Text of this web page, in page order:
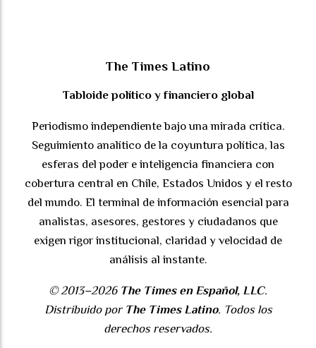
The Times Latino
Tabloide político y financiero global
Periodismo independiente bajo una mirada crítica.
Seguimiento analítico de la coyuntura política, las
esferas del poder e inteligencia financiera con
cobertura central en Chile, Estados Unidos y el resto
del mundo. El terminal de información esencial para
analistas, asesores, gestores y ciudadanos que
exigen rigor institucional, claridad y velocidad de
análisis al instante.
© 2013–2026 The Times en Español, LLC.
Distribuido por The Times Latino. Todos los
derechos reservados.